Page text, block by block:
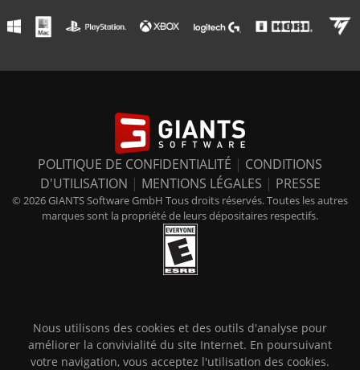
POLITIQUE DE CONFIDENTIALITÉ | CONDITIONS
D'UTILISATION | MENTIONS LÉGALES | PRESSE
© 2026 GIANTS Software GmbH Tous droits réservés. Toutes les autres
marques sont la propriété de leurs dépositaires respectifs.
Nous utilisons des cookies et des outils d'analyse pour
améliorer la convivialité du site Internet. En poursuivant
votre navigation, vous acceptez l'utilisation des cookies.